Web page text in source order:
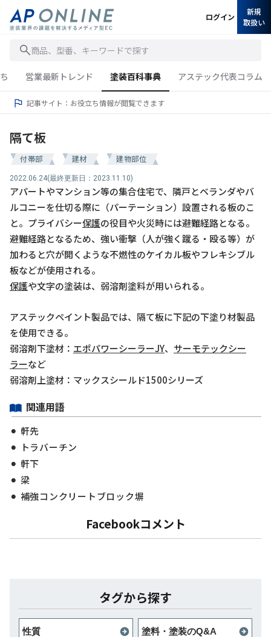
商品、型番、キーワードで探す
ログイン
新規
取扱い
営業最新トレンド 塗装百科事典 アステック代表コラム
記事サイト：お役立ち情報が閲覧できます
隔て板
付帯部 建材 建物部位
2022.06.24(最終更新日：2023.11.10)
アパートやマンション等の集合住宅で、隣戸とベランダやバ
ルコニーを仕切る際に（パーテーション）設置される板のこ
と。プライバシー保護の役目や火災時には避難経路となる。
避難経路となるため、強い衝撃（人が強く蹴る・殴る等）が
加わると穴が開くような不燃性のケイカル板やフレキシブル
板などが使用される。
保護や文字の塗装は、弱溶剤塗料が用いられる。
アステックペイント製品では、隔て板に下記の下塗り材製品
を使用できる。
弱溶剤下塗材： エポパワーシーラーJY、 サーモテックシー
ラーなど
弱溶剤上塗材：マックスシールド1500シリーズ
関連用語
軒先
トラバーチン
軒下
梁
補強コンクリートブロック塀
Facebookコメント
タグから探す
性質 塗料・塗装のQ&A